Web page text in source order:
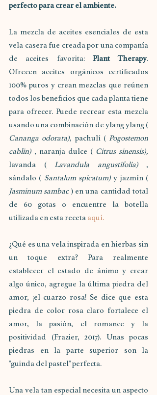
perfecto para crear el ambiente.
La mezcla de aceites esenciales de esta
vela casera fue creada por una compañía
de aceites favorita: Plant Therapy.
Ofrecen aceites orgánicos certificados
100% puros y crean mezclas que reúnen
todos los beneficios que cada planta tiene
para ofrecer. Puede recrear esta mezcla
Cananga odorata), pachulí ( Pogostemon
cablin) , naranja dulce ( Citrus sinensis),
lavanda ( Lavandula angustifolia) ,
sándalo ( Santalum spicatum)
Jasminum sambac ) en una cantidad total
de 60 gotas o encuentre la botella
utilizada en esta receta aquí.
¿Qué es una vela inspirada en hierbas sin
un toque extra? Para realmente
establecer el estado de ánimo y crear
algo único, agregue la última piedra del
amor, ¡el cuarzo rosa! Se dice que esta
piedra de color rosa claro fortalece el
amor, la pasión, el romance y la
positividad (Frazier, 2017). Unas pocas
piedras en la parte superior son la
"guinda del pastel" perfecta.
Una vela tan especial necesita un aspecto